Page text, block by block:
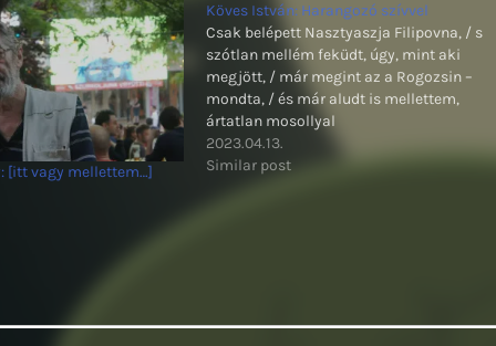
[itt vagy mellettem…]
Köves István: Harangozó szívvel
Csak belépett Nasztyaszja Filipovna, / s
szótlan mellém feküdt, úgy, mint aki
megjött, / már megint az a Rogozsin –
mondta, / és már aludt is mellettem,
ártatlan mosollyal
2023.04.13.
Similar post